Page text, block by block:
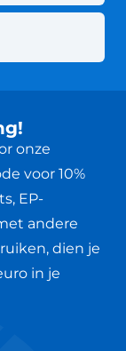
onze
voor 10%
EP-
andere
dien je
in je